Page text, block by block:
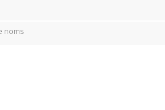
noms